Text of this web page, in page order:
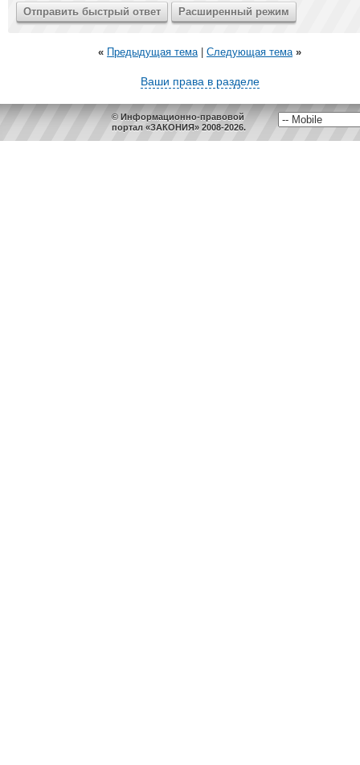
« Предыдущая тема| Следующая тема »
Ваши права в разделе
© Информационно-правовой
портал «ЗАКОНИЯ» 2008-2026.